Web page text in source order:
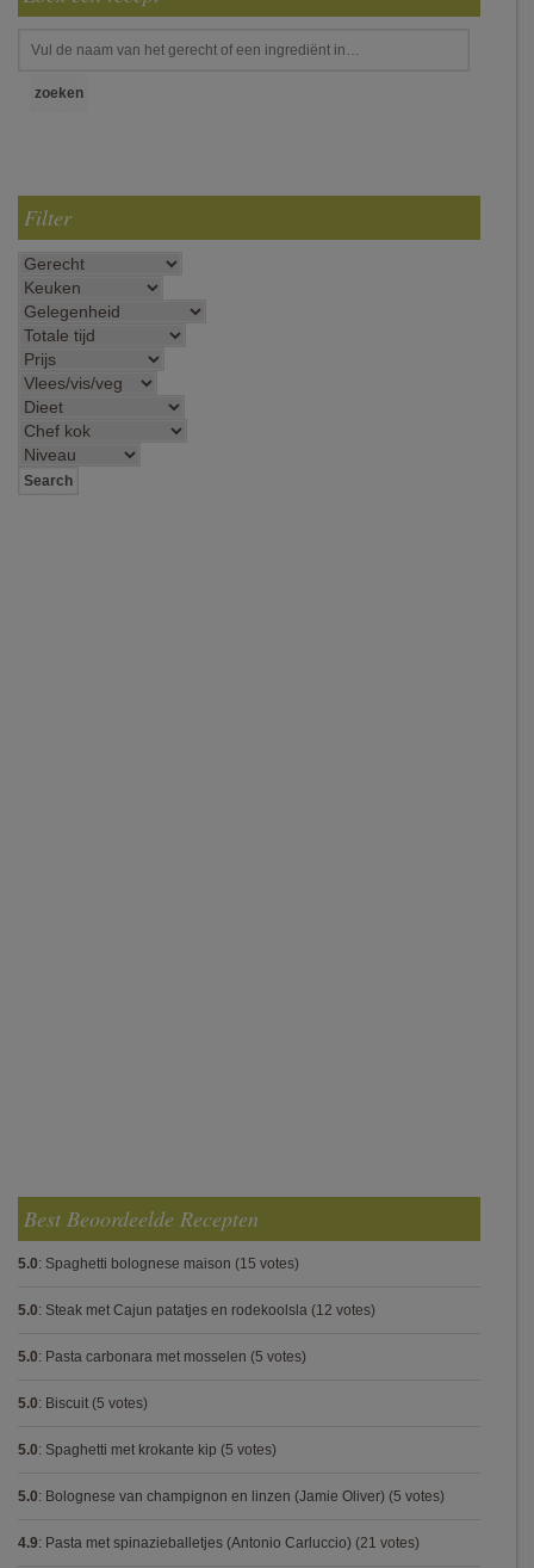
Filter
Best Beoordeelde Recepten
5.0: Spaghetti bolognese maison (15 votes)
5.0: Steak met Cajun patatjes en rodekoolsla (12 votes)
5.0: Pasta carbonara met mosselen (5 votes)
5.0: Biscuit (5 votes)
5.0: Spaghetti met krokante kip (5 votes)
5.0: Bolognese van champignon en linzen (Jamie Oliver) (5 votes)
4.9: Pasta met spinazieballetjes (Antonio Carluccio) (21 votes)